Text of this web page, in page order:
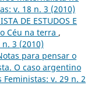
v. 18 n. 3 (2010)
DE ESTUDOS E
Céu na terra ,
3 (2010)
para pensar o
O caso argentino
Feministas: v. 29 n. 2